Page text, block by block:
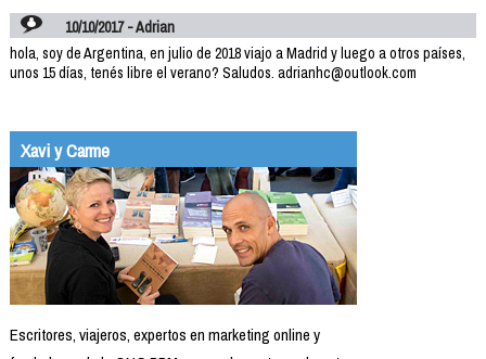
10/10/2017 - Adrian
hola, soy de Argentina, en julio de 2018 viajo a Madrid y luego a otros países,
unos 15 días, tenés libre el verano? Saludos. adrianhc@outlook.com
Xavi y Carme
Escritores, viajeros, expertos en marketing online y